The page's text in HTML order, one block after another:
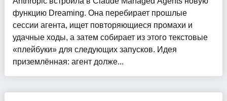
функцию Dreaming. Она перебирает прошлые
сессии агента, ищет повторяющиеся промахи и
удачные ходы, а затем собирает из этого текстовые
«плейбуки» для следующих запусков. Идея
приземлённая: агент долже...